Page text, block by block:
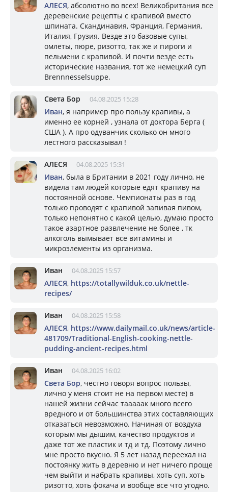
АЛЕСЯ, абсолютно во всех! Великобритания все
деревенские рецепты с крапивой вместо
шпината. Скандинавия, Франция, Германия,
Италия, Грузия. Везде это базовые супы,
омлеты, пюре, ризотто, так же и пироги и
пельмени с крапивой. И почти везде есть
исторические названия, тот же немецкий суп
Brennnesselsuppe.
Света Бор 04.08.2025 15:28
Иван, я например про пользу крапивы, а
именно ее корней , узнала от доктора Берга (
США ). А про одуванчик сколько он много
лестного рассказывал !
АЛЕСЯ 04.08.2025 15:31
Иван, была в Британии в 2021 году лично, не
видела там людей которые едят крапиву на
постоянной основе. Чемпионаты раз в год
только проводят с крапивой запивая пивом,
только непонятно с какой целью, думаю просто
такое азартное развлечение не более , тк
алкоголь вымывает все витамины и
микроэлементы из организма.
Иван 04.08.2025 15:57
АЛЕСЯ, https://totallywilduk.co.uk/nettle-
recipes/
Иван 04.08.2025 15:58
АЛЕСЯ, https://www.dailymail.co.uk/news/article-
481709/Traditional-English-cooking-nettle-
pudding-ancient-recipes.html
Иван 04.08.2025 16:02
Света Бор, честно говоря вопрос пользы,
лично у меня стоит не на первом месте) в
нашей жизни сейчас тааааак много всего
вредного и от большинства этих составляющих
отказаться невозможно. Начиная от воздуха
которым мы дышим, качество продуктов и
даже тот же пластик и тд и тд. Поэтому лично
мне просто вкусно. Я 5 лет назад переехал на
постоянку жить в деревню и нет ничего проще
чем выйти и набрать крапивы, хоть суп, хоть
ризотто, хоть фокача и вообще все что угодно.